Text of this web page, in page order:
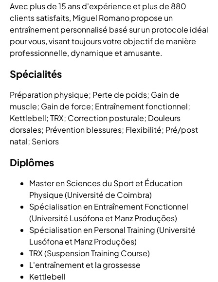
Avec plus de 15 ans d'expérience et plus de 880
clients satisfaits, Miguel Romano propose un
entraînement personnalisé basé sur un protocole idéal
pour vous, visant toujours votre objectif de manière
professionnelle, dynamique et amusante.
Spécialités
Préparation physique; Perte de poids; Gain de
muscle; Gain de force; Entraînement fonctionnel;
Kettlebell; TRX; Correction posturale; Douleurs
dorsales; Prévention blessures; Flexibilité; Pré/post
natal; Seniors
Diplômes
Master en Sciences du Sport et Éducation
Physique (Université de Coimbra)
Spécialisation en Entraînement Fonctionnel
(Université Lusófona et Manz Produções)
Spécialisation en Personal Training (Université
Lusófona et Manz Produções)
TRX (Suspension Training Course)
L'entraînement et la grossesse
Kettlebell